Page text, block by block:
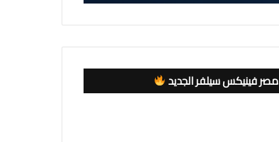
مصر فينيكس سيلفر الجديد